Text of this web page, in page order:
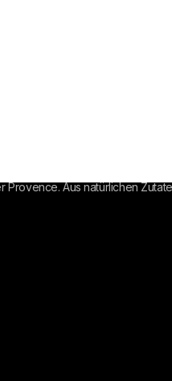
Provence. Aus natürlichen